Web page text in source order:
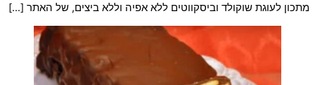
מתכון לעוגת שוקולד וביסקווטים ללא אפיה וללא ביצים, של האתר […]